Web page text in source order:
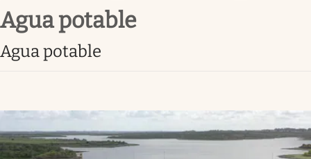
Uruguay
agua potable
agua potable